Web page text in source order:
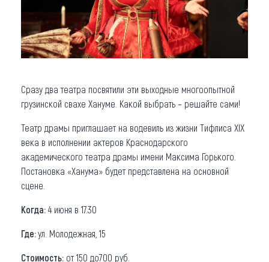
Сразу два театра посвятили эти выходные многоопытной
грузинской свахе Хануме. Какой выбрать – решайте сами!
Театр драмы приглашает на водевиль из жизни Тифлиса XIX
века в исполнении актеров Краснодарского
академического театра драмы имени Максима Горького.
Постановка «Ханума» будет представлена на основной
сцене.
Когда: 4 июня в 17.30
Где:ул. Молодежная, 15
Стоимость: от 150 до700 руб.